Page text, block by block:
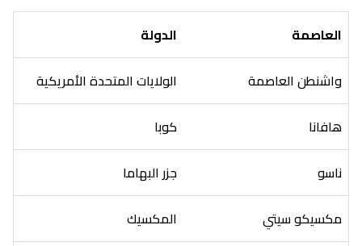
العاصمة
الدولة
واشنطن العاصمة
الولايات المتحدة الأمريكية
هافانا
كوبا
ناسو
جزر البهاما
مكسيكو سيتي
المكسيك